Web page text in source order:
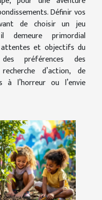
Définir vos
de choisir un jeu
demeure primordial
attentes et objectifs du
préférences des
d’action, de
à l’horreur ou l’envie